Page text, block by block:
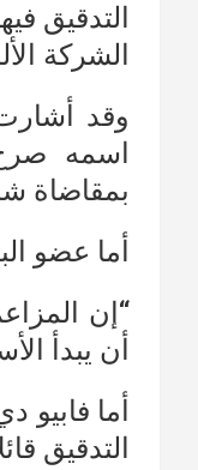
التدقيق
الشركة
وقد
اسمه
بمقاضاة
أما عضو
أن يبدأ
التدقيق